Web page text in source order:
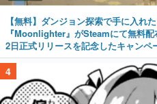
【無料】ダンジョン探索で手に入れ
『Moonlighter』がSteamにて無料
2日正式リリースを記念したキャンペ
4